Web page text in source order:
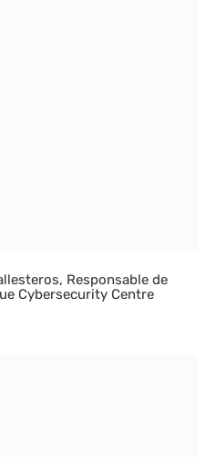
Responsable de
Cybersecurity Centre